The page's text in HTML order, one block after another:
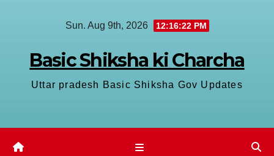
Sun. Aug 9th, 2026 12:16:23 PM
Basic Shiksha ki Charcha
Uttar pradesh Basic Shiksha Gov Updates